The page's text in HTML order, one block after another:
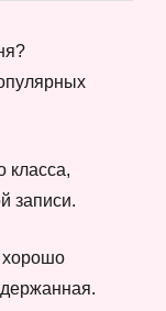
класса,
записи.
хорошо